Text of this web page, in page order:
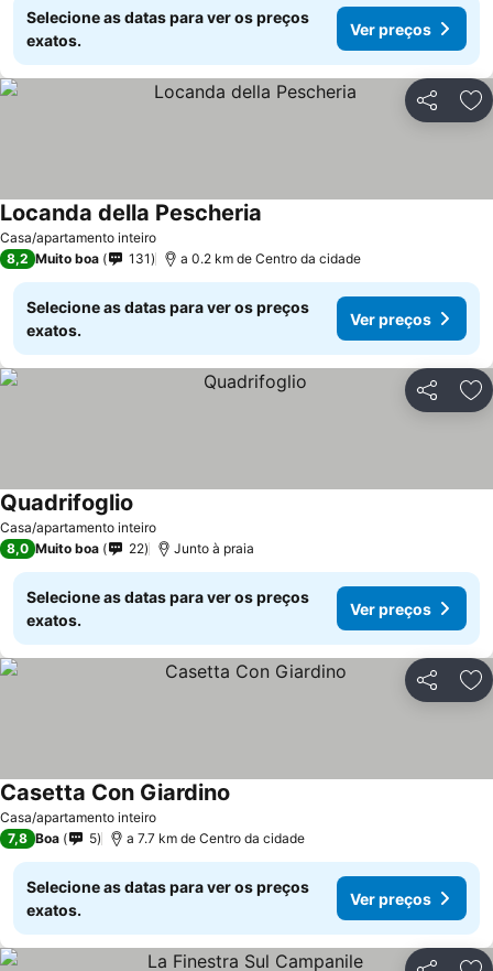
Selecione as datas para ver os preços
exatos.
Ver preços
Partilhar
Casa/apartamento inteiro
Locanda della Pescheria
8,2 Muito boa 131 a 0.2 km de Centro da cidade
Selecione as datas para ver os preços
exatos.
Ver preços
Partilhar
Casa/apartamento inteiro
Quadrifoglio
8,0 Muito boa 22 Junto à praia
Selecione as datas para ver os preços
exatos.
Ver preços
Partilhar
Casa/apartamento inteiro
Casetta Con Giardino
7,8 Boa 5 a 7.7 km de Centro da cidade
Selecione as datas para ver os preços
exatos.
Ver preços